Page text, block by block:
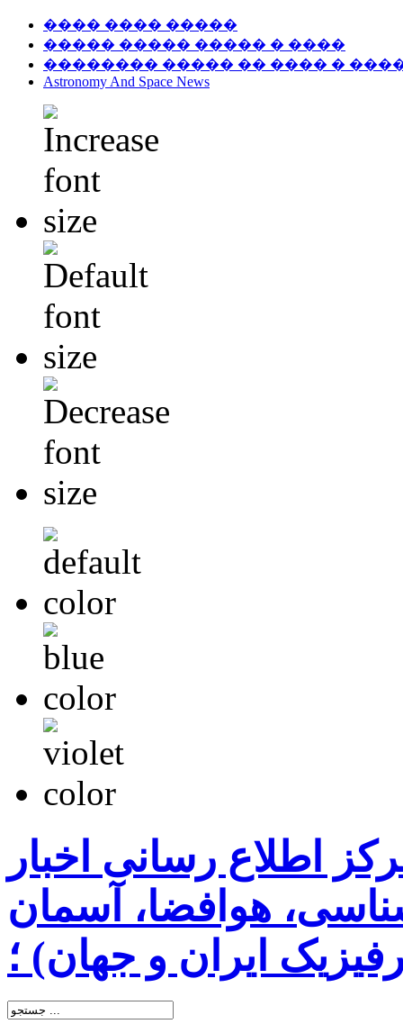
���� ���� �����
����� ����� ����� � ����
�������� ����� �� ���� �
Astronomy And Space News
اطلاع رسانی اخبار
هوافضا، آسمان
ایران و جهان) ؛